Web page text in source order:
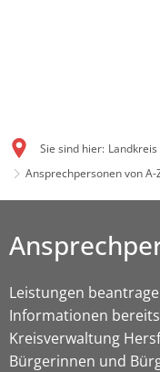
Sie sind hier:
Ansprechpersonen von A-
Leistungen
Informationen
Kreisverwaltung
Bürgerinnen und